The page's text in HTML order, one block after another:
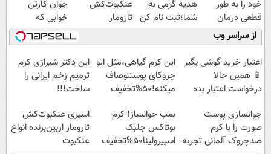
خود را به طور
قطعی درمان
کنید!
◗پرسش‌نامه◖
هدیه گرمی به
شما؛ثبت نام کن
عنکبوت‌‌کش
تارومار
ازبین‌برنده انواع
عنکبوت
جوان کارتن
خوابی که
میلیاردر شد.
آموزش رایگان
از سراسر وب
اعتبار خرید گوشی بگیر
📱 همین حالا
درخواست اعتبار بده
این کرم گیاهی،مثل اتو
چروکای پوستتوصاف
میکنه!50%تخفیف
این دکتر شیرازی کرم
ترمیم زخم ایرانی را
ساخت!!!
جوانسازی پوست
صورت را با کرم
ضدچروک آلمانی تجربه
بمب جوانساز! کرم
بوتاکس جلبک
اسپیرولینا50%تخفیف
اسپری عنکبوت‌‌کش
تارومار ازبین‌برنده انواع
عنکبوت